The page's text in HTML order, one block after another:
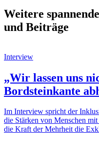
Weitere
und Beiträge
Interview
„Wir lassen uns
Bordsteinkante
Im Interview spricht der
die Stärken von Menschen
die Kraft der Mehrheit die